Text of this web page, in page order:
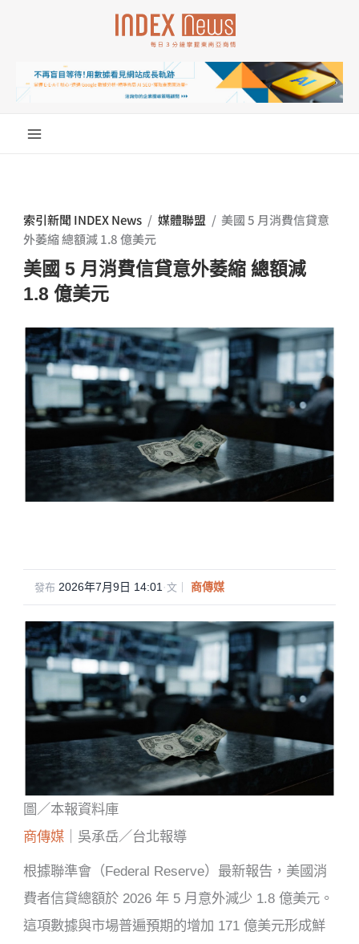
索引新聞 INDEX News / 媒體聯盟 / 美國 5 月消費信貸意
外萎縮 總額減 1.8 億美元
美國 5 月消費信貸意外萎縮 總額減
1.8 億美元
發布 2026年7月9日 14:01·文｜ 商傳媒
圖／本報資料庫
商傳媒 ｜吳承岳／台北報導
根據聯準會（Federal Reserve）最新報告，美國消
費者信貸總額於 2026 年 5 月意外減少 1.8 億美元。
這項數據與市場普遍預期的增加 171 億美元形成鮮